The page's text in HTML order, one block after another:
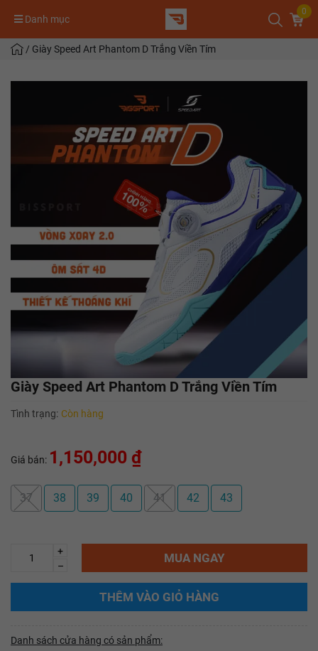
Danh mục
0
/ Giày Speed Art Phantom D Trắng Viền Tím
Giày Speed Art Phantom D Trắng Viền Tím
Tình trạng: Còn hàng
Giá bán: 1,150,000 ₫
37 38 39 40 41 42 43
+
–
MUA NGAY
THÊM VÀO GIỎ HÀNG
Danh sách cửa hàng có sản phẩm: